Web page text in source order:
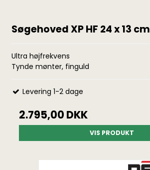
Søgehoved XP HF 24 x 13 cm
Ultra højfrekvens
Tynde mønter, finguld
Levering 1-2 dage
2.795,00 DKK
VIS PRODUKT